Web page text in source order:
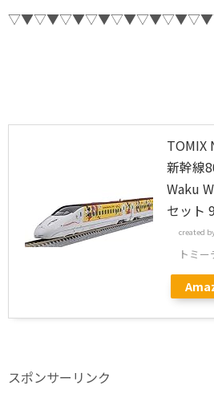
TOMIX
新幹線
Waku
セット
created
トミー
スポンサーリンク